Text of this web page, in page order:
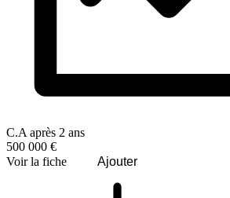
C.A après 2 ans
500 000 €
Voir la fiche
Ajouter